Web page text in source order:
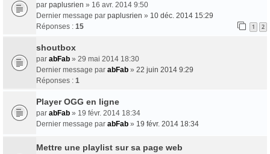
par paplusrien » 16 avr. 2014 9:50
Dernier message par paplusrien » 10 déc. 2014 15:29
Réponses : 15 1 2
shoutbox
par abFab » 29 mai 2014 18:30
Dernier message par abFab » 22 juin 2014 9:29
Réponses : 1
Player OGG en ligne
par abFab » 19 févr. 2014 18:34
Dernier message par abFab » 19 févr. 2014 18:34
Mettre une playlist sur sa page web